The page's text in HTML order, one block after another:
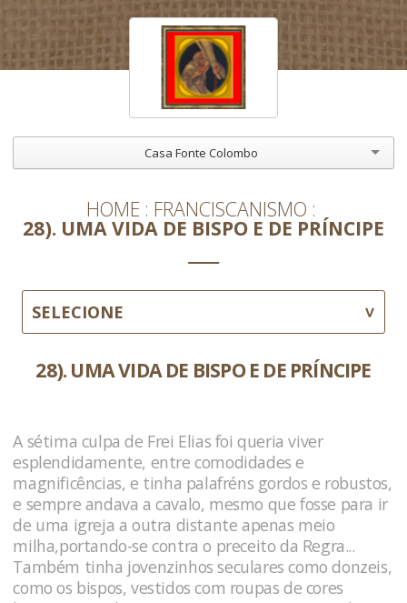
Casa Fonte Colombo
HOME FRANCISCANISMO
28). UMA VIDA DE BISPO E DE PRÍNCIPE
SELECIONE
28). UMA VIDA DE BISPO E DE PRÍNCIPE
A sétima culpa de Frei Elias foi queria viver
esplendidamente, entre comodidades e
magnificências, e tinha palafréns gordos e robustos,
e sempre andava a cavalo, mesmo que fosse para ir
de uma igreja a outra distante apenas meio
milha,portando-se contra o preceito da Regra...
Também tinha jovenzinhos seculares como donzeis,
como os bispos, vestidos com roupas de cores